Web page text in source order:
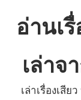
อ่านเรื่
เล่าจ
เล่าเรื่องเสี